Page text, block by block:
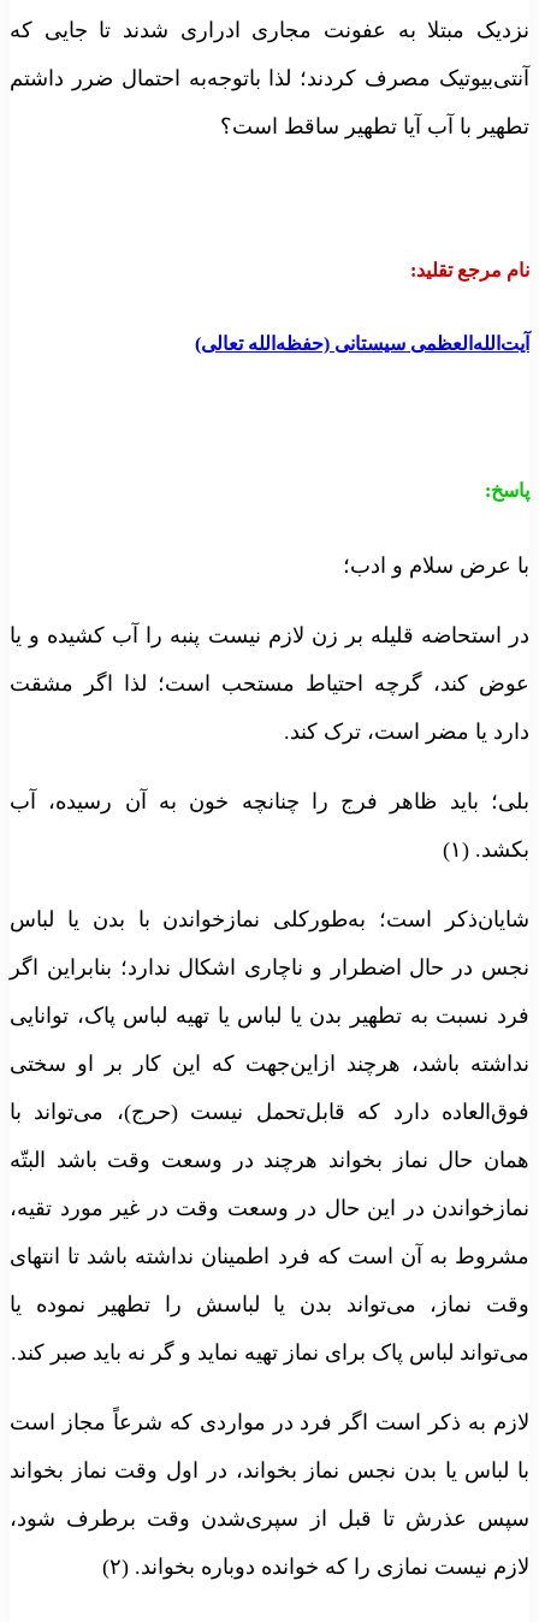
نزدیک مبتلا به عفونت مجاری ادراری شدند تا جایی که
آنتی‌بیوتیک مصرف کردند؛ لذا باتوجه‌به احتمال ضرر داشتم
تطهیر با آب آیا تطهیر ساقط است؟
نام مرجع تقلید:
آیت‌الله‌العظمی سیستانی (حفظه‌الله تعالی)
پاسخ:
با عرض سلام و ادب؛
در استحاضه قلیله بر زن لازم نیست پنبه را آب کشیده و یا
عوض کند، گرچه احتیاط مستحب است؛ لذا اگر مشقت
دارد یا مضر است، ترک کند.
بلی؛ باید ظاهر فرج را چنانچه خون به آن رسیده، آب
بکشد. (۱)
شایان‌ذکر است؛ به‌طورکلی نمازخواندن با بدن یا لباس
نجس در حال اضطرار و ناچاری اشکال ندارد؛ بنابراین اگر
فرد نسبت به تطهیر بدن یا لباس یا تهیه لباس پاک، توانایی
نداشته باشد، هرچند ازاین‌جهت که این کار بر او سختی
فوق‌العاده دارد که قابل‌تحمل نیست (حرج)، می‌‌تواند با
همان حال نماز بخواند هرچند در وسعت وقت باشد البتّه
نمازخواندن در این حال در وسعت وقت در غیر مورد تقیه،
مشروط به آن است که فرد اطمینان نداشته باشد تا انتهای
وقت نماز، می‌‌تواند بدن یا لباسش را تطهیر نموده یا
می‌‌تواند لباس پاک برای نماز تهیه نماید و گر نه باید صبر کند.
لازم به ذکر است اگر فرد در مواردی که شرعاً مجاز است
با لباس یا بدن نجس نماز بخواند، در اول وقت نماز بخواند
سپس عذرش تا قبل از سپری‌شدن وقت برطرف شود،
لازم نیست نمازی را که خوانده دوباره بخواند. (۲)